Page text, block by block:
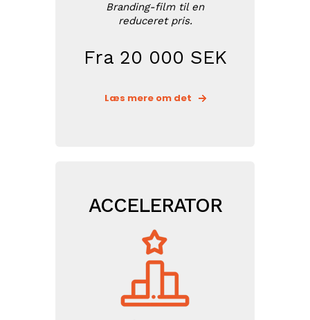
Branding-film til en
reduceret pris.
Fra 20 000 SEK
Læs mere om det
ACCELERATOR